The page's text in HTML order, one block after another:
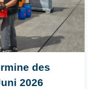
des
2026